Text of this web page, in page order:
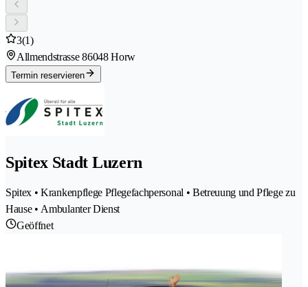
3(1)
Allmendstrasse 86048 Horw
Termin reservieren
Spitex Stadt Luzern
Spitex • Krankenpflege Pflegefachpersonal • Betreuung und Pflege zu
Hause • Ambulanter Dienst
Geöffnet